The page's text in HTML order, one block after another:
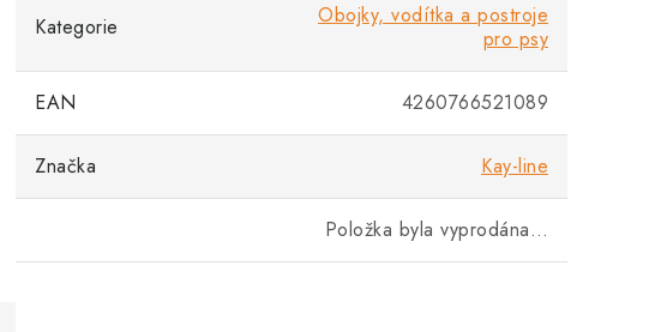
Kategorie
Obojky, vodítka a postroje
pro psy
EAN 4260766521089
Značka Kay-line
Položka byla vyprodána…